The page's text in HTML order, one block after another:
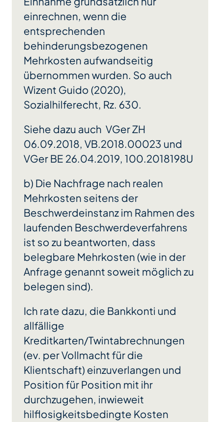
einrechnen, wenn die
entsprechenden
behinderungsbezogenen
Mehrkosten aufwandseitig
übernommen wurden. So auch
Wizent Guido (2020),
Sozialhilferecht, Rz. 630.
Siehe dazu auch VGer ZH
06.09.2018, VB.2018.00023 und
VGer BE 26.04.2019, 100.2018198U
b) Die Nachfrage nach realen
Mehrkosten seitens der
Beschwerdeinstanz im Rahmen des
laufenden Beschwerdeverfahrens
ist so zu beantworten, dass
belegbare Mehrkosten (wie in der
Anfrage genannt soweit möglich zu
belegen sind).
Ich rate dazu, die Bankkonti und
allfällige
Kreditkarten/Twintabrechnungen
(ev. per Vollmacht für die
Klientschaft) einzuverlangen und
Position für Position mit ihr
durchzugehen, inwieweit
hilflosigkeitsbedingte Kosten